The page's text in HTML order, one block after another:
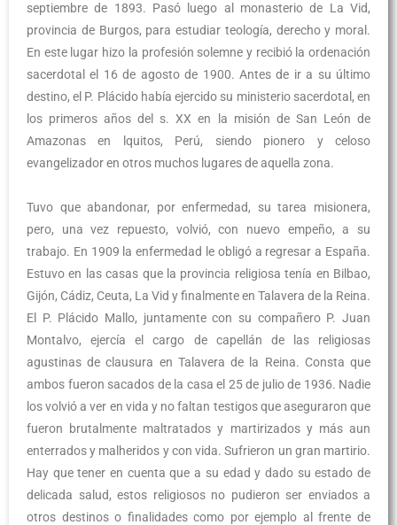
septiembre de 1893. Pasó luego al monasterio de La Vid,
provincia de Burgos, para estudiar teología, derecho y moral.
En este lugar hizo la profesión solemne y recibió la ordenación
sacerdotal el 16 de agosto de 1900. Antes de ir a su último
destino, el P. Plácido había ejercido su ministerio sacerdotal, en
los primeros años del s. XX en la misión de San León de
Amazonas en lquitos, Perú, siendo pionero y celoso
evangelizador en otros muchos lugares de aquella zona.
Tuvo que abandonar, por enfermedad, su tarea misionera,
pero, una vez repuesto, volvió, con nuevo empeño, a su
trabajo. En 1909 la enfermedad le obligó a regresar a España.
Estuvo en las casas que la provincia religiosa tenía en Bilbao,
Gijón, Cádiz, Ceuta, La Vid y finalmente en Talavera de la Reina.
El P. Plácido Mallo, juntamente con su compañero P. Juan
Montalvo, ejercía el cargo de capellán de las religiosas
agustinas de clausura en Talavera de la Reina. Consta que
ambos fueron sacados de la casa el 25 de julio de 1936. Nadie
los volvió a ver en vida y no faltan testigos que aseguraron que
fueron brutalmente maltratados y martirizados y más aun
enterrados y malheridos y con vida. Sufrieron un gran martirio.
Hay que tener en cuenta que a su edad y dado su estado de
delicada salud, estos religiosos no pudieron ser enviados a
otros destinos o finalidades como por ejemplo al frente de